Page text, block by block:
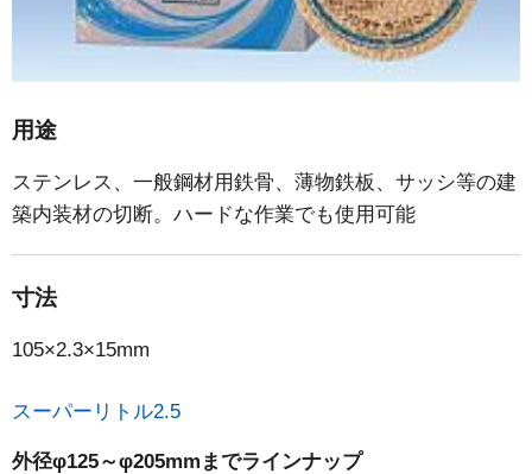
用途
ステンレス、一般鋼材用鉄骨、薄物鉄板、サッシ等の建
築内装材の切断。ハードな作業でも使用可能
寸法
105×2.3×15mm
スーパーリトル2.5
外径φ125～φ205mmまでラインナップ